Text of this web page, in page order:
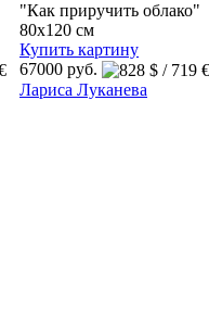
"Как приручить облако"
80x120 см
Купить картину
67000 руб.
Лариса Луканева